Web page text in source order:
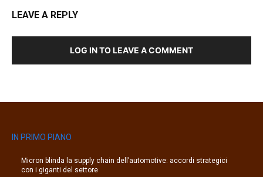
LEAVE A REPLY
LOG IN TO LEAVE A COMMENT
IN PRIMO PIANO
Micron blinda la supply chain dell’automotive: accordi strategici
con i giganti del settore